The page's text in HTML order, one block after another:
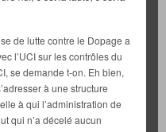
de lutte contre le Dopage a
l’UCI sur les contrôles du
se demande t-on. Eh bien,
à une structure
à qui l’administration de
qui n’a décelé aucun